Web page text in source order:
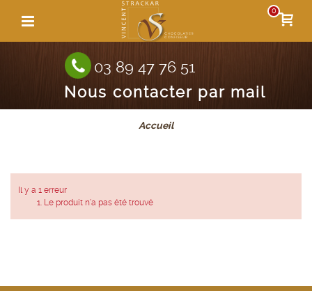
0
03 89 47 76 51
Nous contacter par mail
Accueil
Il y a 1 erreur
Le produit n'a pas été trouvé